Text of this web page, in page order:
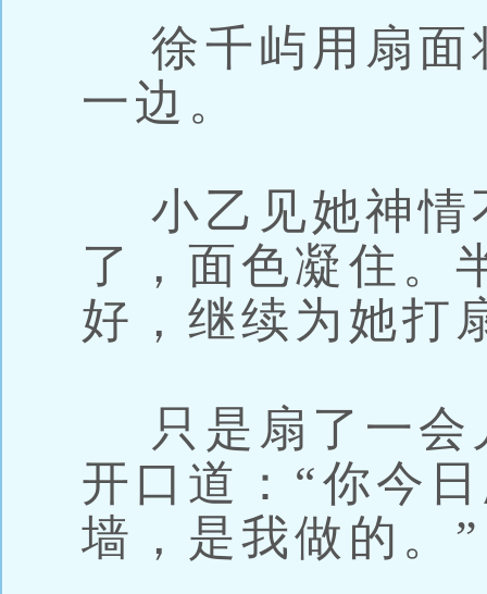
徐千屿用扇面
一边。
小乙见她神情
了，面色凝住。
好，继续为她打
只是扇了一会
开口道：“你今
墙，是我做的。”